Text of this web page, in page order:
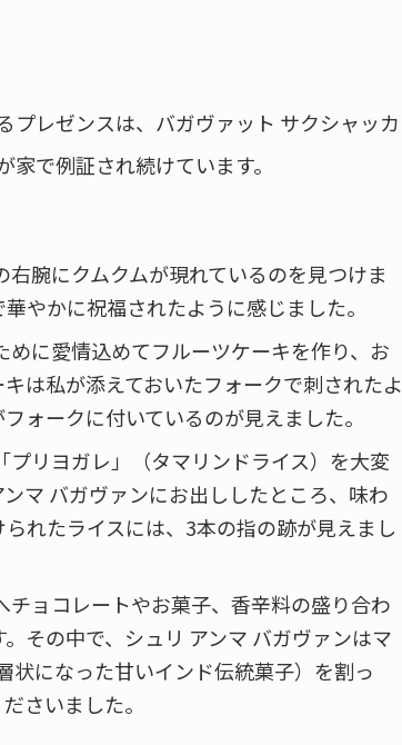
プレゼンスは、バガヴァット サクシャッカ
で例証され続けています。
腕にクムクムが現れているのを見つけま
やかに祝福されたように感じました。
めに愛情込めてフルーツケーキを作り、お
は私が添えておいたフォークで刺されたよ
ォークに付いているのが見えました。
プリヨガレ」（タマリンドライス）を大変
マ バガヴァンにお出ししたところ、味わ
れたライスには、3本の指の跡が見えまし
チョコレートやお菓子、香辛料の盛り合わ
その中で、シュリ アンマ バガヴァンはマ
状になった甘いインド伝統菓子）を割っ
さいました。